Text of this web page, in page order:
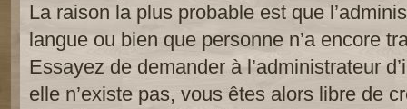
La raison la plus probable est que
langue ou bien que personne n’a encore
Essayez de demander à l’administrateur
elle n’existe pas, vous êtes alors libre de